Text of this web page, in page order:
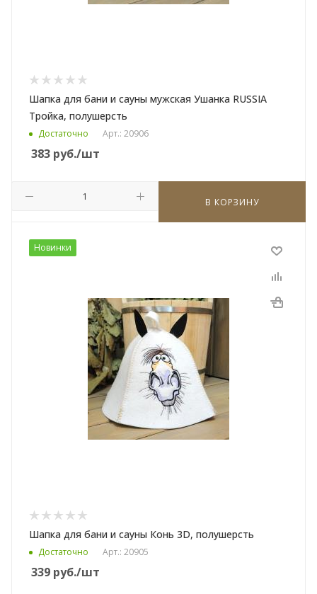
Шапка для бани и сауны мужская Ушанка RUSSIA
Тройка, полушерсть
Достаточно Арт.: 20906
383 руб./шт
В КОРЗИНУ
Новинки
Шапка для бани и сауны Конь 3D, полушерсть
Достаточно Арт.: 20905
339 руб./шт